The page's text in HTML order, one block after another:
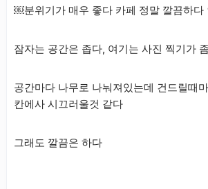
￼분위기가 매우 좋다 카페 정말 깔끔하다
잠자는 공간은 좁다, 여기는 사진 찍기가
공간마다 나무로 나눠져있는데 건드릴때
칸에사 시끄러울것 같다
그래도 깔끔은 하다